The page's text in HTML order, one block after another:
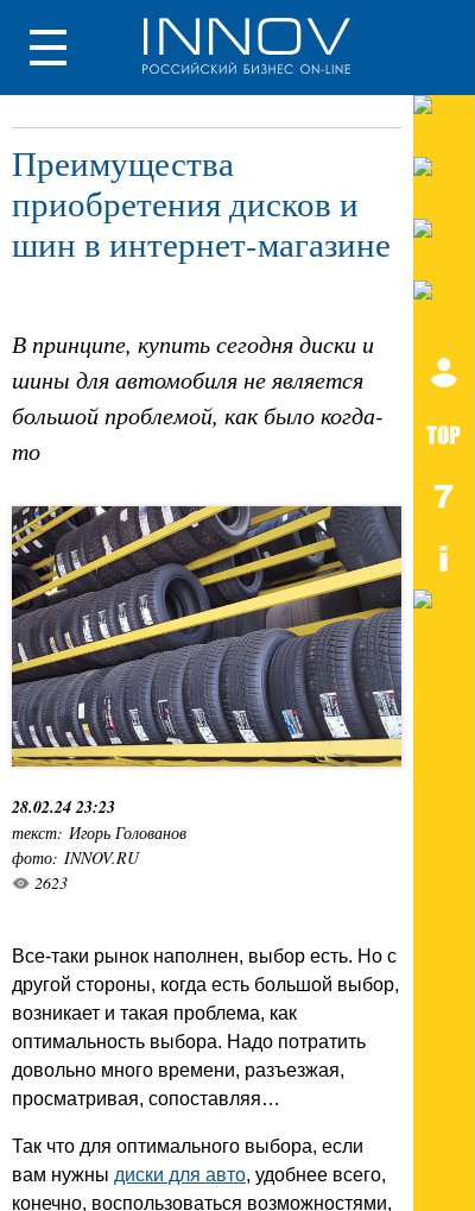
Преимущества
приобретения дисков и
шин в интернет-магазине
В принципе, купить сегодня диски и
шины для автомобиля не является
большой проблемой, как было когда-
то
28.02.24 23:23
текст: Игорь Голованов
фото: INNOV.RU
2623
Все-таки рынок наполнен, выбор есть. Но с
другой стороны, когда есть большой выбор,
возникает и такая проблема, как
оптимальность выбора. Надо потратить
довольно много времени, разъезжая,
просматривая, сопоставляя…
Так что для оптимального выбора, если
вам нужны диски для авто, удобнее всего,
конечно, воспользоваться возможностями,